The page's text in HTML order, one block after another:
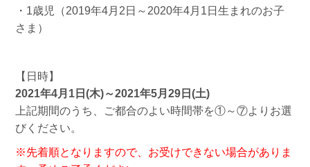
・1歳児（2019年4月2日～2020年4月1日生まれのお子
さま）
【日時】
2021年4月1日(木)～2021年5月29日(土)
上記期間のうち、ご都合のよい時間帯を①～⑦よりお選
びください。
※先着順となりますので、お受けできない場合がありま